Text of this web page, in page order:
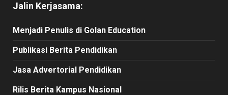
Jalin Kerjasama:
Menjadi Penulis di Golan Education
Publikasi Berita Pendidikan
Jasa Advertorial Pendidikan
Rilis Berita Kampus Nasional